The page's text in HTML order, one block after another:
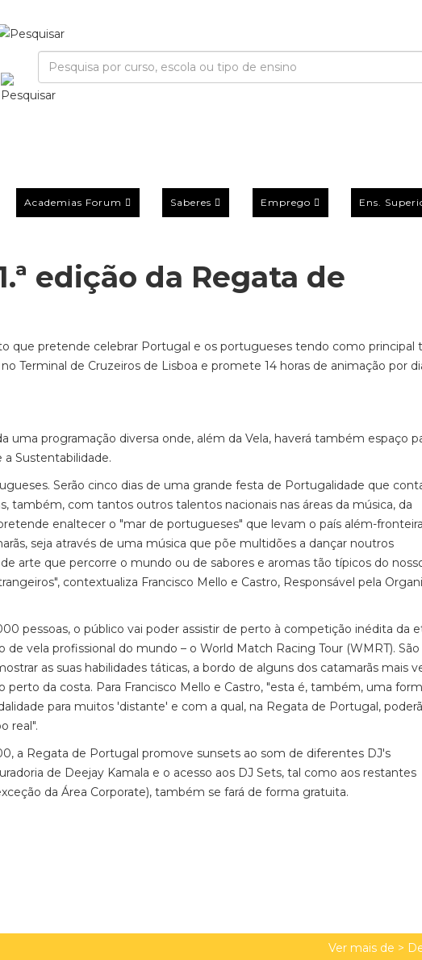
Academias Forum Saberes Emprego Ens.
edição da Regata de
que pretende celebrar Portugal e os portugueses tendo como principal
Terminal de Cruzeiros de Lisboa e promete 14 horas de animação por
uma programação diversa onde, além da Vela, haverá também espaço
a Sustentabilidade.
Serão cinco dias de uma grande festa de Portugalidade que
também, com tantos outros talentos nacionais nas áreas da música, da
enaltecer o "mar de portugueses" que levam o país além-
seja através de uma música que põe multidões a dançar noutros
arte que percorre o mundo ou de sabores e aromas tão típicos do
contextualiza Francisco Mello e Castro, Responsável pela
pessoas, o público vai poder assistir de perto à competição inédita da
vela profissional do mundo – o World Match Racing Tour (WMRT). São
as suas habilidades táticas, a bordo de alguns dos catamarãs mais
da costa. Para Francisco Mello e Castro, "esta é, também, uma
para muitos 'distante' e com a qual, na Regata de Portugal,
real".
a Regata de Portugal promove sunsets ao som de diferentes DJ's
de Deejay Kamala e o acesso aos DJ Sets, tal como aos restantes
da Área Corporate), também se fará de forma gratuita.
Ver mais de >